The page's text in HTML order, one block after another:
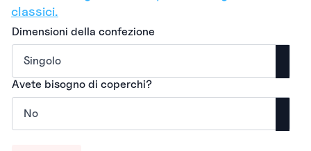
classici.
Dimensioni della confezione
Avete bisogno di coperchi?